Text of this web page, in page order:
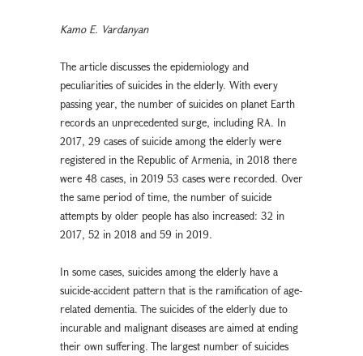
Kamo E. Vardanyan
The article discusses the epidemiology and
peculiarities of suicides in the elderly. With every
passing year, the number of suicides on planet Earth
records an unprecedented surge, including RA. In
2017, 29 cases of suicide among the elderly were
registered in the Republic of Armenia, in 2018 there
were 48 cases, in 2019 53 cases were recorded. Over
the same period of time, the number of suicide
attempts by older people has also increased: 32 in
2017, 52 in 2018 and 59 in 2019.
In some cases, suicides among the elderly have a
suicide-accident pattern that is the ramification of age-
related dementia. The suicides of the elderly due to
incurable and malignant diseases are aimed at ending
their own suffering. The largest number of suicides